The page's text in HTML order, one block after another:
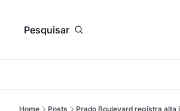
Pesquisar
Home Posts Prado Boulevard registra alta